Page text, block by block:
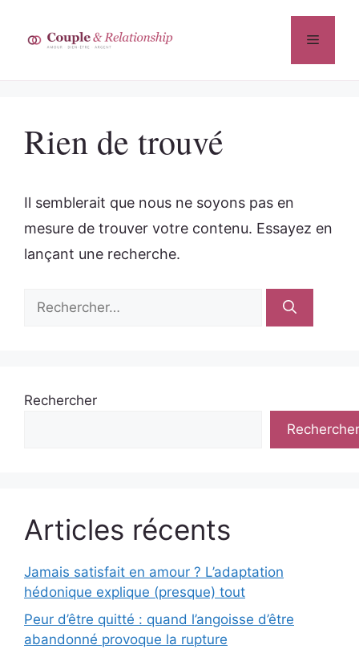
contenu
Menu
Rien de trouvé
Il semblerait que nous ne soyons pas en
mesure de trouver votre contenu. Essayez en
lançant une recherche.
Rechercher :
Rechercher
Rechercher
Articles récents
Jamais satisfait en amour ? L’adaptation
hédonique explique (presque) tout
Peur d’être quitté : quand l’angoisse d’être
abandonné provoque la rupture